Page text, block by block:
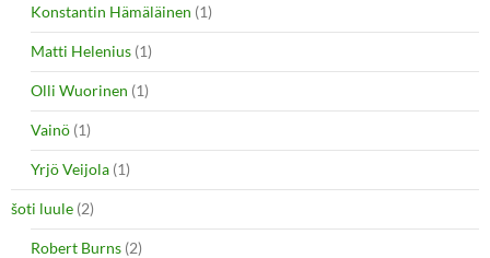
Konstantin Hämäläinen (1)
Matti Helenius (1)
Olli Wuorinen (1)
Vainö (1)
Yrjö Veijola (1)
šoti luule (2)
Robert Burns (2)